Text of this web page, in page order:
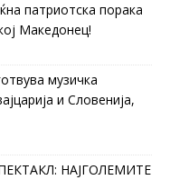
патриотска порака
Македонец!
музичка
и Словенија,
НАЈГОЛЕМИТЕ